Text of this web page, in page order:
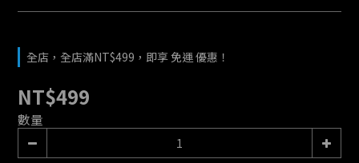
全店，全店滿NT$499，即享 免運 優惠！
NT$499
數量